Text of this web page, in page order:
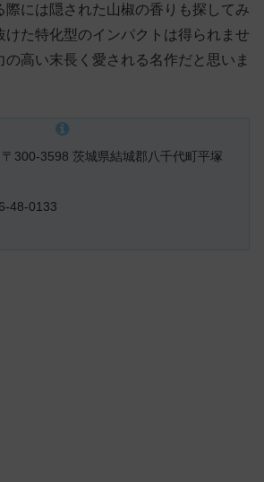
際には隠された山椒の香りも探してみ
けた特化型のインパクトは得られませ
の高い末長く愛される名作だと思いま
300-3598 茨城県結城郡八千代町平塚
48-0133